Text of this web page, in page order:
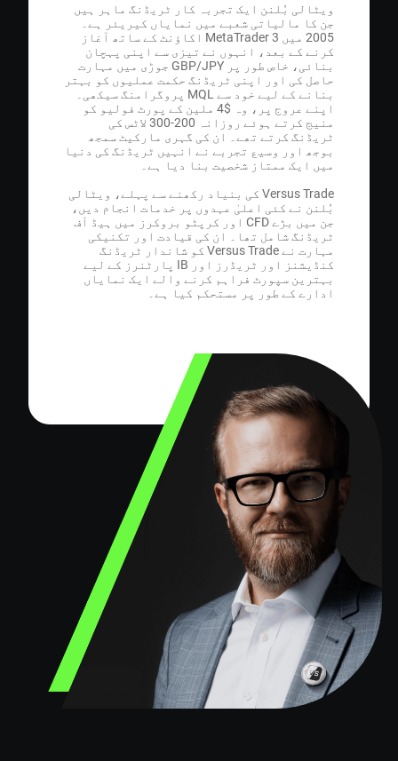
بُلنن ایک تجربہ کار ٹریڈنگ ماہر ہیں
کا مالیاتی شعبے میں نمایاں کیریئر ہے۔
2005 میں MetaTrader 3 اکاؤنٹ کے ساتھ آغاز
کے بعد، انہوں نے تیزی سے اپنی پہچان
بنائی، خاص طور پر GBP/JPY جوڑی میں مہارت
کی اور اپنی ٹریڈنگ حکمت عملیوں کو بہتر
بنانے کے لیے خود سے MQL پروگرامنگ سیکھی۔
اپنے عروج پر، وہ $4 ملین کے پورٹ فولیو کو
منیج کرتے ہوئے روزانہ 200-300 لاٹس کی
کرتے تھے۔ ان کی گہری مارکیٹ سمجھ
اور وسیع تجربے نے انہیں ٹریڈنگ کی دنیا
ایک ممتاز شخصیت بنا دیا ہے۔
Versus Trade کی بنیاد رکھنے سے پہلے، ویٹالی
نے کئی اعلیٰ عہدوں پر خدمات انجام دیں،
جن میں بڑے CFD اور کرپٹو بروکرز میں ہیڈ آف
شامل تھا۔ ان کی قیادت اور تکنیکی
مہارت نے Versus Trade کو شاندار ٹریڈنگ
کنڈیشنز اور ٹریڈرز اور IB پارٹنرز کے لیے
سپورٹ فراہم کرنے والے ایک نمایاں
کے طور پر مستحکم کیا ہے۔